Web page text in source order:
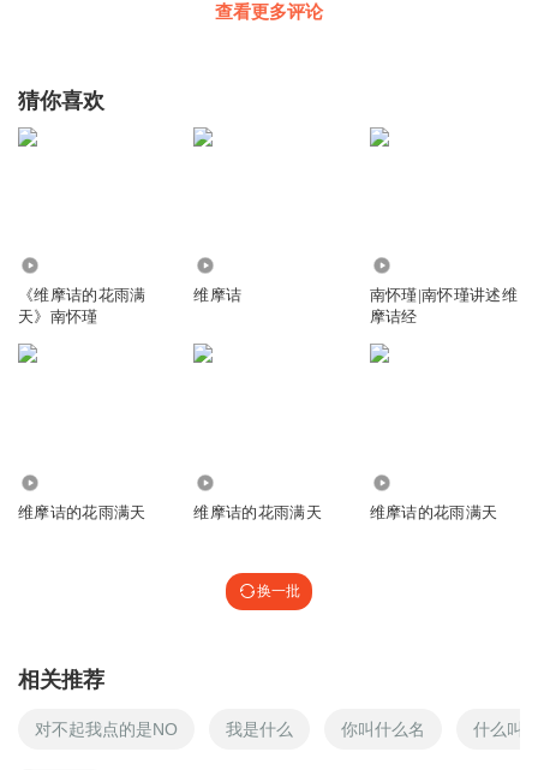
查看更多评论
猜你喜欢
《维摩诘的花雨满
天》南怀瑾
维摩诘
南怀瑾|南怀瑾讲述维
摩诘经
维摩诘的花雨满天 维摩诘的花雨满天 维摩诘的花雨满天
换一批
相关推荐
对不起我点的是NO 我是什么 你叫什么名 什么叫